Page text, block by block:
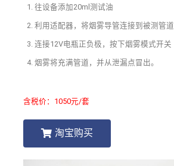
往设备添加20ml测试油
利用适配器，将烟雾导管连接到被测管道
连接12V电瓶正负极，按下烟雾模式开关
烟雾将充满管道，并从泄漏点冒出。
含税价：1050元/套
淘宝购买